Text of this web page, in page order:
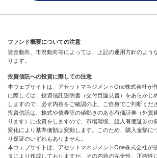
ファンド概要についての注意
資金動向、市況動向等によっては、上記の運用方針のよう
ります。
投資信託への投資に際しての注意
本ウェブサイトは、アセットマネジメントOne株式会社が
に際しては、投資信託説明書（交付目論見書）をあらかじ
しますので、必ず内容をご確認の上、ご自身でご判断くだ
投資信託は、株式や債券等の値動きのある有価証券（外貨
ります）に投資をしますので、市場環境、組入有価証券の
変化により基準価額は変動します。このため、購入金額に
り保証のいずれもありません。
本ウェブサイトは、アセットマネジメントOne株式会社が
タにより作成しておりますが、その内容の完全性、正確性